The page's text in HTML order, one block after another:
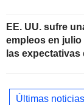
EE. UU. sufre
empleos en
las
Últimas noticias